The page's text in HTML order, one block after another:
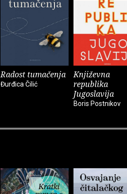
Radost tumačenja
Đurđica Čilić
Književna
republika
Jugoslavija
Boris Postnikov